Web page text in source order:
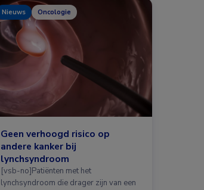
Nieuws Oncologie
Geen verhoogd risico op
andere kanker bij
lynchsyndroom
[vsb-no]Patiënten met het
lynchsyndroom die drager zijn van een